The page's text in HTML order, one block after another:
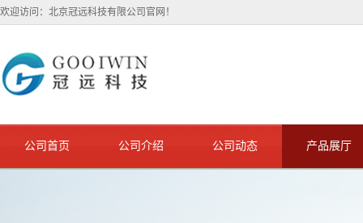
欢迎访问：北京冠远科技有限公司官网！
公司首页 公司介绍 公司动态 产品展厅